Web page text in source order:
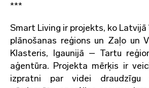
***
Smart Living ir projekts, ko
plānošanas reģions un Zaļo un
Klasteris, Igaunijā – Tartu
aģentūra. Projekta mērķis ir
izpratni par videi draudzīgu